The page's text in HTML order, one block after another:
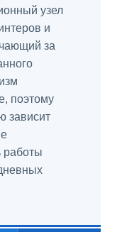
узел
и
за
поэтому
зависит
работы